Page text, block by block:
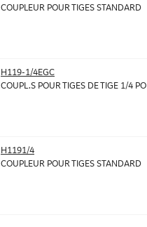
COUPLEUR POUR TIGES STANDARD
H119-1/4EGC
COUPL.S POUR TIGES DE TIGE 1/4 PO
H1191/4
COUPLEUR POUR TIGES STANDARD